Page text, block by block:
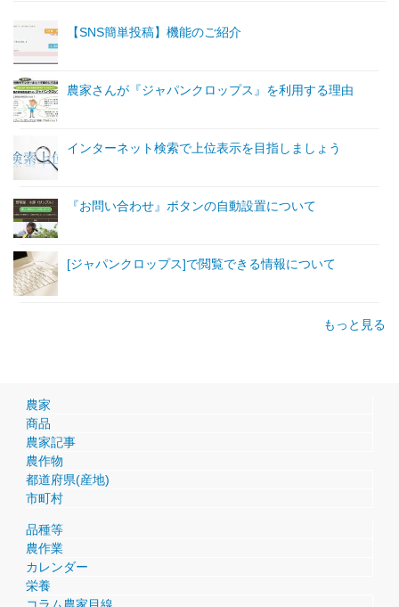
【SNS簡単投稿】機能のご紹介
農家さんが『ジャパンクロップス』を利用する理由
インターネット検索で上位表示を目指しましょう
『お問い合わせ』ボタンの自動設置について
[ジャパンクロップス]で閲覧できる情報について
もっと見る
農家
商品
農家記事
農作物
都道府県(産地)
市町村
品種等
農作業
カレンダー
栄養